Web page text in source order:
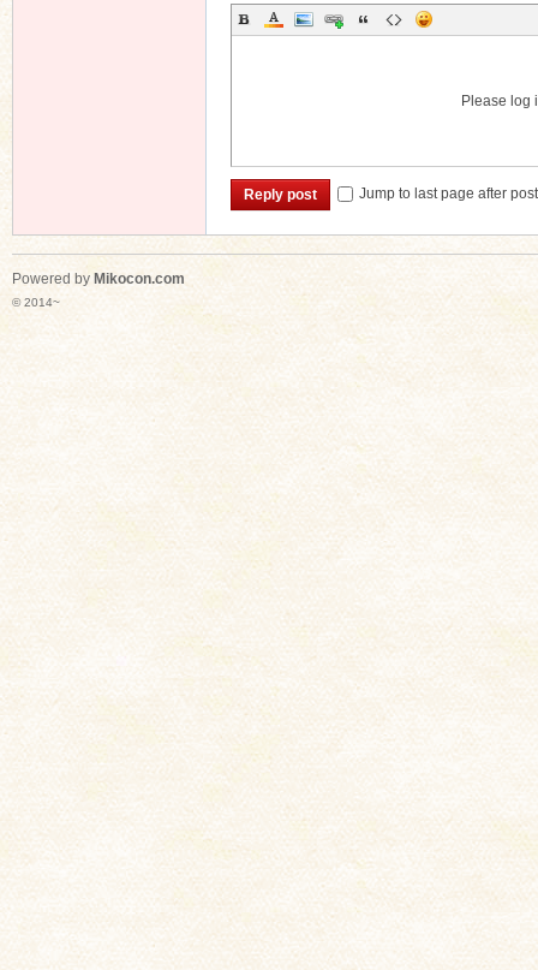
Please log
Reply post Jump to last page after
Powered by Mikocon.com
© 2014~